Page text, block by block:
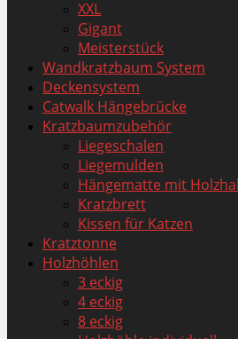
XXL
Gigant
Meisterstück
Wandkratzbaum System
Deckensystem
Catwalk Hängebrücke
Kratzbaumzubehör
Liegeschalen
Liegemulden
Hängematte mit
Kratzbrett
Kissen für Katzen
Kratztonne
Holzhöhlen
3 eckig
4 eckig
8 eckig